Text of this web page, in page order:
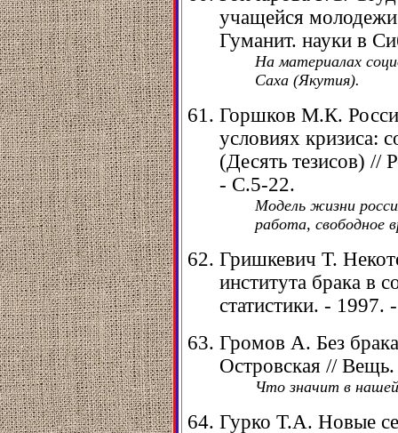
учащейся
Гуманит. науки в
На материалах
Саха (Якутия).
Горшков М.К.
условиях кризиса:
(Десять тезисов) //
- С.5-22.
Модель жизни
работа, свободное
Гришкевич Т.
института брака в
статистики. -
Громов А. Без
Островская //
Что значит в
Гурко Т.А. Новые